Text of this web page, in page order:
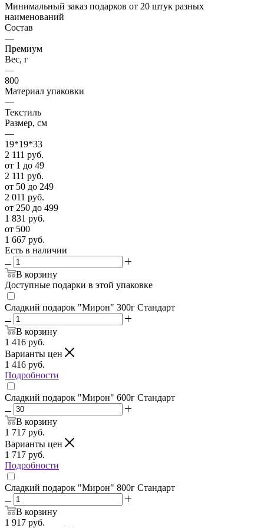
Минимальный заказ подарков от 20 штук разных
наименований
Состав
—
Премиум
Вес, г
—
800
Материал упаковки
—
Текстиль
Размер, см
—
19*19*33
2 111 руб.
от 1 до 49
2 111 руб.
от 50 до 249
2 011 руб.
от 250 до 499
1 831 руб.
от 500
1 667 руб.
Есть в наличии
В корзину
Доступные подарки в этой упаковке
Сладкий подарок "Мирон" 300г Стандарт
В корзину
1 416 руб.
Варианты цен
1 416 руб.
Подробности
Сладкий подарок "Мирон" 600г Стандарт
В корзину
1 717 руб.
Варианты цен
1 717 руб.
Подробности
Сладкий подарок "Мирон" 800г Стандарт
В корзину
1 917 руб.